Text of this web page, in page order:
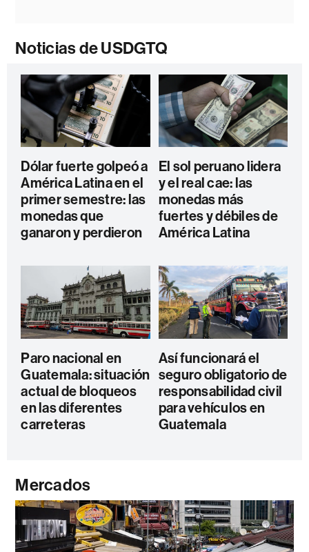
Noticias de USDGTQ
Dólar fuerte golpeó a
América Latina en el
primer semestre: las
monedas que
ganaron y perdieron
El sol peruano lidera
y el real cae: las
monedas más
fuertes y débiles de
América Latina
Paro nacional en
Guatemala: situación
actual de bloqueos
en las diferentes
carreteras
Así funcionará el
seguro obligatorio de
responsabilidad civil
para vehículos en
Guatemala
Mercados